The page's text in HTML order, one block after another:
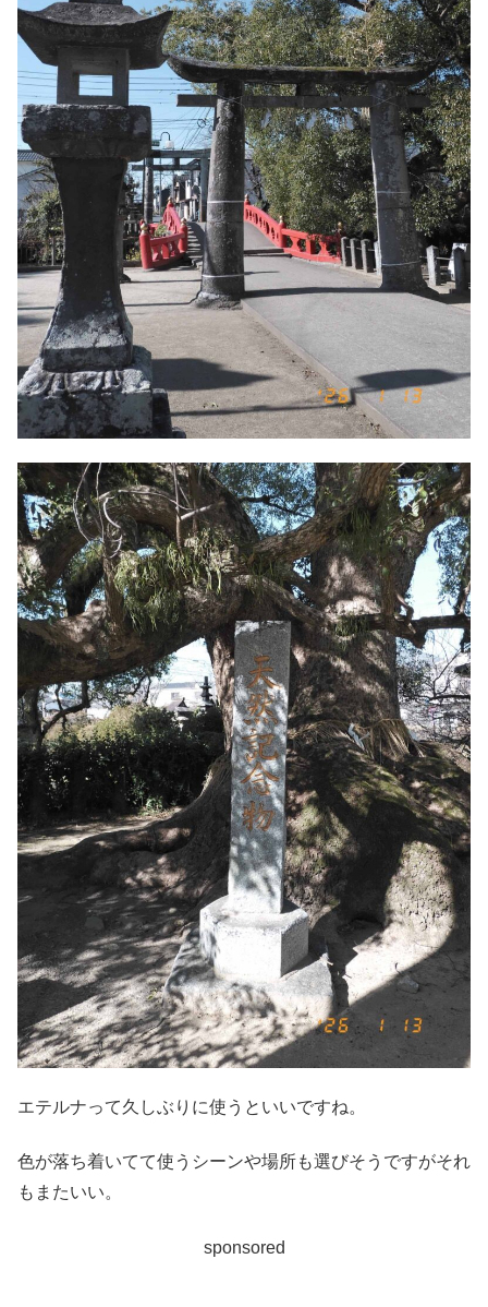
エテルナって久しぶりに使うといいですね。
色が落ち着いてて使うシーンや場所も選びそうですがそれ
もまたいい。
sponsored